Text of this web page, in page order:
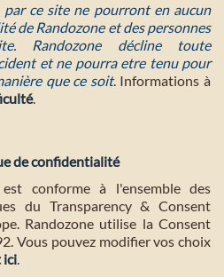
ce site ne pourront en aucun
de Randozone et des personnes
Randozone décline toute
et ne pourra etre tenu pour
que ce soit. Informations à
.
de confidentialité
conforme à l'ensemble des
du Transparency & Consent
Randozone utilise la Consent
Vous pouvez modifier vos choix
ici.